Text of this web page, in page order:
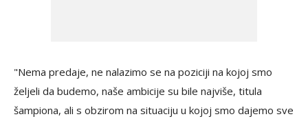
"Nema predaje, ne nalazimo se na poziciji na kojoj smo
željeli da budemo, naše ambicije su bile najviše, titula
šampiona, ali s obzirom na situaciju u kojoj smo dajemo sve